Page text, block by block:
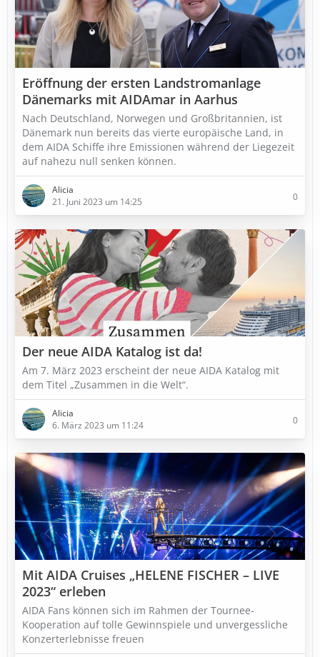
Eröffnung der ersten Landstromanlage
Dänemarks mit AIDAmar in Aarhus
Nach Deutschland, Norwegen und Großbritannien, ist
Dänemark nun bereits das vierte europäische Land, in
dem AIDA Schiffe ihre Emissionen während der Liegezeit
auf nahezu null senken können.
Alicia
21. Juni 2023 um 14:25
0
Der neue AIDA Katalog ist da!
Am 7. März 2023 erscheint der neue AIDA Katalog mit
dem Titel „Zusammen in die Welt“.
Alicia
6. März 2023 um 11:24
0
Mit AIDA Cruises „HELENE FISCHER – LIVE
2023“ erleben
AIDA Fans können sich im Rahmen der Tournee-
Kooperation auf tolle Gewinnspiele und unvergessliche
Konzerterlebnisse freuen